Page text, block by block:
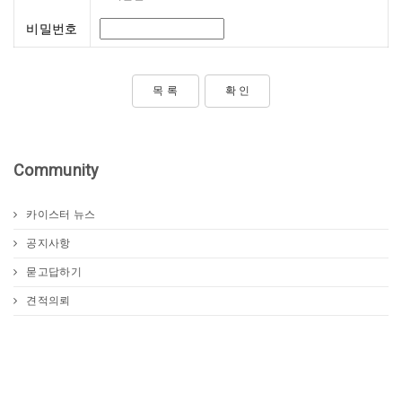
비밀번호
목 록
Community
카이스터 뉴스
공지사항
묻고답하기
견적의뢰